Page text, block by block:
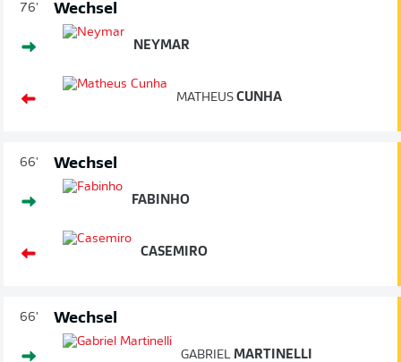
76' Wechsel
NEYMAR
MATHEUS CUNHA
66' Wechsel
FABINHO
CASEMIRO
66' Wechsel
GABRIEL MARTINELLI